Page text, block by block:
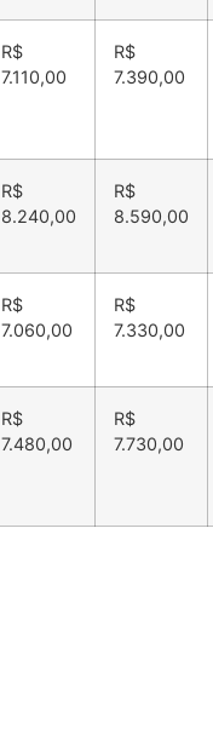
R$
7.110,00
R$
7.390,00
R$
8.240,00
R$
8.590,00
R$
7.060,00
R$
7.330,00
R$
7.480,00
R$
7.730,00